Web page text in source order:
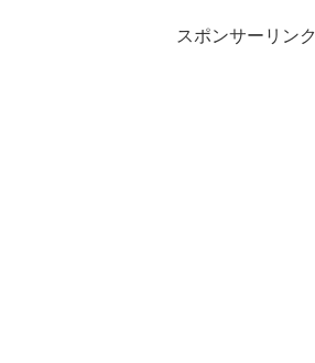
スポンサーリンク